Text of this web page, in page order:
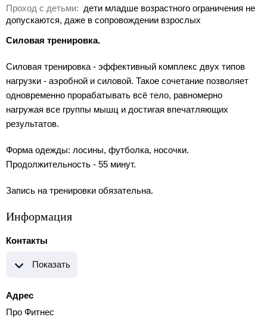
Проход с детьми: дети младше возрастного ограничения не
допускаются, даже в сопровождении взрослых
Силовая тренировка.
Силовая тренировка - эффективный комплекс двух типов
нагрузки - аэробной и силовой. Такое сочетание позволяет
одновременно прорабатывать всё тело, равномерно
нагружая все группы мышц и достигая впечатляющих
результатов.
Форма одежды: лосины, футболка, носочки.
Продолжительность - 55 минут.
Запись на тренировки обязательна.
Информация
Контакты
Показать
Адрес
Про Фитнес